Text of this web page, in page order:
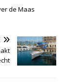
de Maas